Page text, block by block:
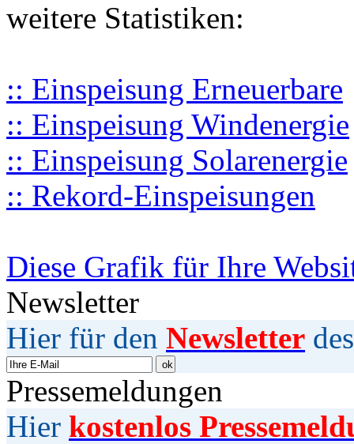
weitere Statistiken:
:: Einspeisung Erneuerbare
:: Einspeisung Windenergie
:: Einspeisung Solarenergie
:: Rekord-Einspeisungen
Diese Grafik für Ihre
Newsletter
Hier für den Newsletter
Pressemeldungen
Hier kostenlos